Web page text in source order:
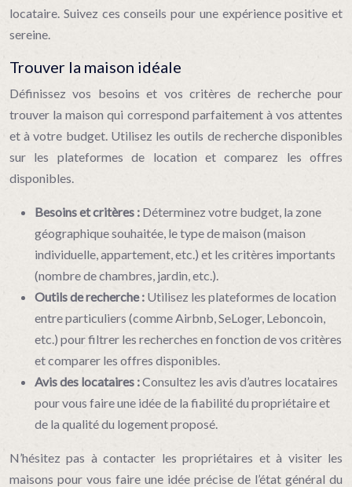
locataire. Suivez ces conseils pour une expérience positive et
sereine.
Trouver la maison idéale
Définissez vos besoins et vos critères de recherche pour
trouver la maison qui correspond parfaitement à vos attentes
et à votre budget. Utilisez les outils de recherche disponibles
sur les plateformes de location et comparez les offres
disponibles.
Besoins et critères : Déterminez votre budget, la zone
géographique souhaitée, le type de maison (maison
individuelle, appartement, etc.) et les critères importants
(nombre de chambres, jardin, etc.).
Outils de recherche : Utilisez les plateformes de location
entre particuliers (comme Airbnb, SeLoger, Leboncoin,
etc.) pour filtrer les recherches en fonction de vos critères
et comparer les offres disponibles.
Avis des locataires :Consultez les avis d’autres locataires
pour vous faire une idée de la fiabilité du propriétaire et
de la qualité du logement proposé.
N’hésitez pas à contacter les propriétaires et à visiter les
maisons pour vous faire une idée précise de l’état général du